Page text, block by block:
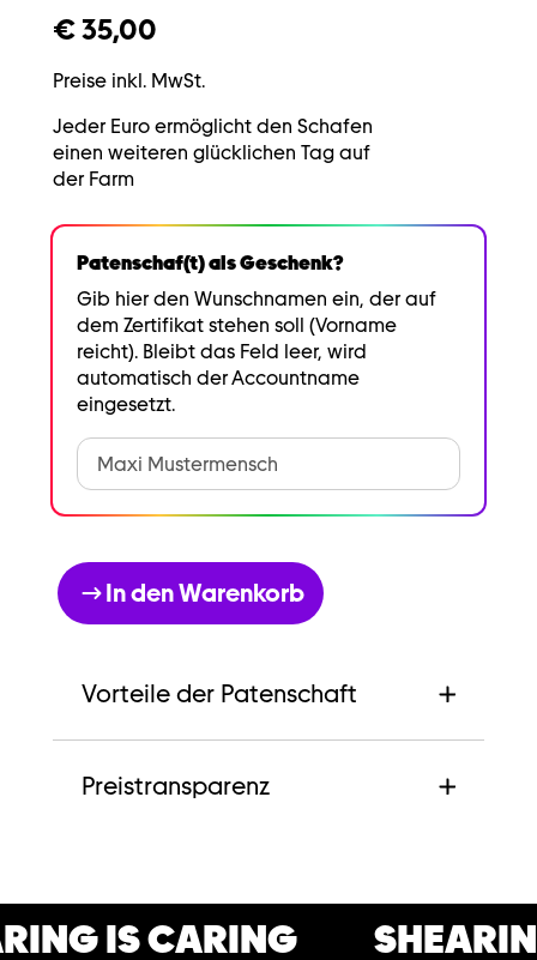
€ 35,00
Preise inkl. MwSt.
Jeder Euro ermöglicht den Schafen
einen weiteren glücklichen Tag auf
der Farm
Patenschaf(t) als Geschenk?
Gib hier den Wunschnamen ein, der auf
dem Zertifikat stehen soll (Vorname
reicht). Bleibt das Feld leer, wird
automatisch der Accountname
eingesetzt.
In den Warenkorb
Vorteile der Patenschaft
Preistransparenz
IS CARING